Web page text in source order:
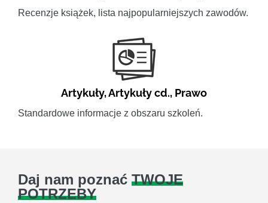
Recenzje książek, lista najpopularniejszych zawodów.
Artykuły,Artykuły cd., Prawo
Standardowe informacje z obszaru szkoleń.
Daj nam poznać TWOJE
POTRZEBY